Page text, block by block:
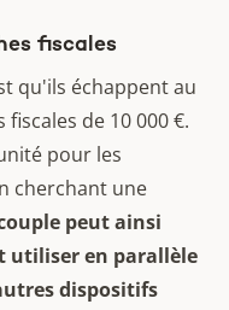
fiscales
qu'ils échappent au
de 10 000 €.
pour les
cherchant une
peut ainsi
utiliser en parallèle
dispositifs